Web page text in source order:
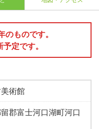
ものです。
定です。
術館
郡富士河口湖町河口